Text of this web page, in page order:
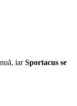
iarSportacus se